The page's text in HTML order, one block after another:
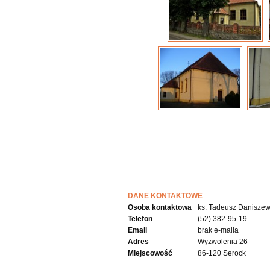
DANE KONTAKTOWE
Osoba kontaktowa
ks. Tadeusz
Telefon
(52) 382-95-19
Email
brak e-maila
Adres
Wyzwolenia 26
Miejscowość
86-120 Serock